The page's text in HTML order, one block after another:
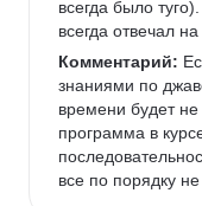
всегда было
всегда отвечал
Комментарий:
знаниями по
времени будет
программа в
все по порядку не